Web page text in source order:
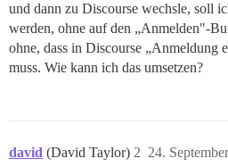
und dann zu Discourse wechsle, soll
werden, ohne auf den „Anmelden"-
ohne, dass in Discourse „Anmeldung
muss. Wie kann ich das umsetzen?
david (David Taylor) 24.
2